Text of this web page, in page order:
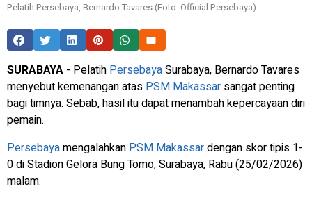
Pelatih Persebaya, Bernardo Tavares (Foto: Official Persebaya)
SURABAYA - Pelatih PersebayaSurabaya, Bernardo Tavares
menyebut kemenangan atas PSM Makassar sangat penting
bagi timnya. Sebab, hasil itu dapat menambah kepercayaan diri
pemain.
Persebayamengalahkan PSM Makassardengan skor tipis 1-
0 di Stadion Gelora Bung Tomo, Surabaya, Rabu (25/02/2026)
malam.